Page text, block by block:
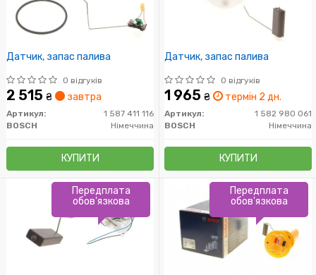
Датчик, запас палива
0 відгуків
2 515 ₴ завтра
Артикул:
1 587 411 116
BOSCH
Німеччина
КУПИТИ
Датчик, запас палива
0 відгуків
1 965 ₴ термін 2 дн.
Артикул:
1 582 980 061
BOSCH
Німеччина
КУПИТИ
Передплата
обов'язкова
Передплата
обов'язкова